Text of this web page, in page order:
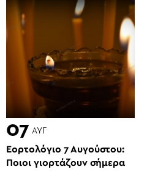
07 ΑΥΓ
Εορτολόγιο 7 Αυγούστου:
Ποιοι γιορτάζουν σήμερα